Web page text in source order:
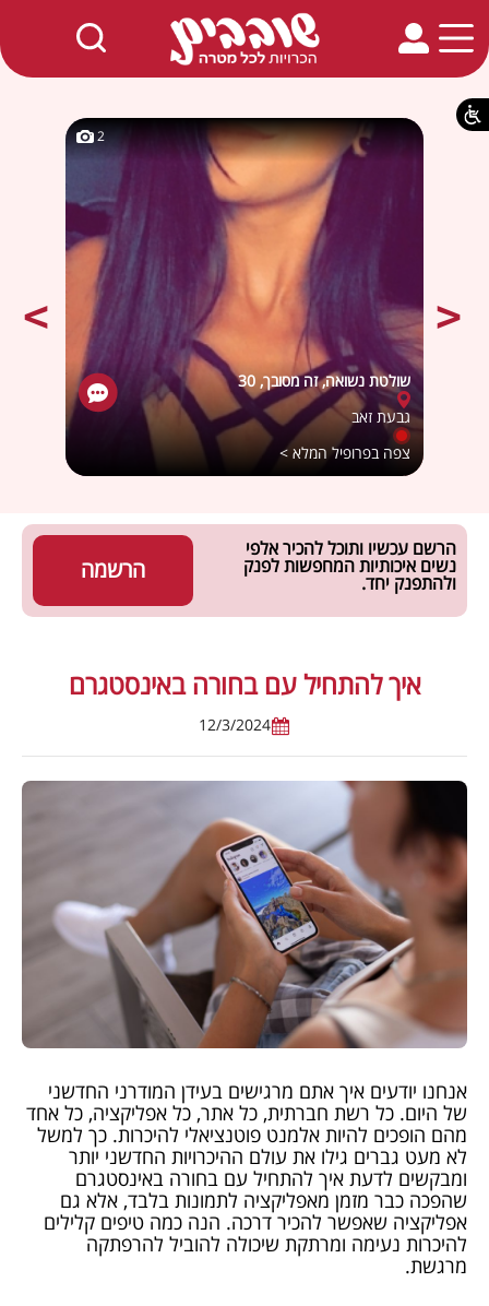
חמים באתר
2
שולטת נשואה, זה מסובך, 30
גבעת זאב
צפה בפרופיל המלא >
הרשמה
הרשם עכשיו ותוכל להכיר אלפי
נשים איכותיות המחפשות לפנק
ולהתפנק יחד.
איך להתחיל עם בחורה באינסטגרם
12/3/2024
אנחנו יודעים איך אתם מרגישים בעידן המודרני החדשני
של היום. כל רשת חברתית, כל אתר, כל אפליקציה, כל אחד
מהם הופכים להיות אלמנט פוטנציאלי להיכרות. כך למשל
לא מעט גברים גילו את עולם ההיכרויות החדשני יותר
ומבקשים לדעת איך להתחיל עם בחורה באינסטגרם
שהפכה כבר מזמן מאפליקציה לתמונות בלבד, אלא גם
אפליקציה שאפשר להכיר דרכה. הנה כמה טיפים קלילים
להיכרות נעימה ומרתקת שיכולה להוביל להרפתקה
מרגשת.